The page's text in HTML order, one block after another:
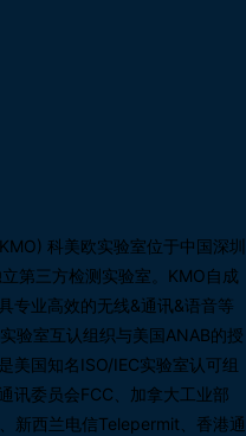
科美欧实验室位于中国深圳
第三方检测实验室。KMO自成
专业高效的无线&通讯&语音等
验室互认组织与美国ANAB的授
美国知名ISO/IEC实验室认可组
讯委员会FCC、加拿大工业部
新西兰电信Telepermit、香港通